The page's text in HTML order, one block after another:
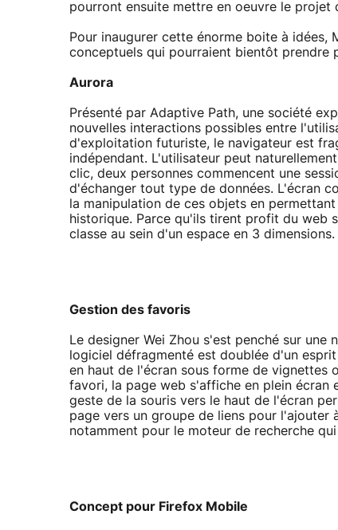
pourront ensuite mettre en oeuvre le projet
Pour inaugurer cette énorme boite à
conceptuels qui pourraient bientôt prendre
Aurora
Présenté par Adaptive Path, une société
nouvelles interactions possibles entre
d'exploitation futuriste, le navigateur est
indépendant. L'utilisateur peut
clic, deux personnes commencent une
d'échanger tout type de données. L'écran
la manipulation de ces objets en
historique. Parce qu'ils tirent profit du web
classe au sein d'un espace en 3 dimensions.
Gestion des favoris
Le designer Wei Zhou s'est penché sur
logiciel défragmenté est doublée d'un
en haut de l'écran sous forme de vignettes
favori, la page web s'affiche en plein écran
geste de la souris vers le haut de l'écran
page vers un groupe de liens pour l'ajouter
notamment pour le moteur de recherche
Concept pour Firefox Mobile